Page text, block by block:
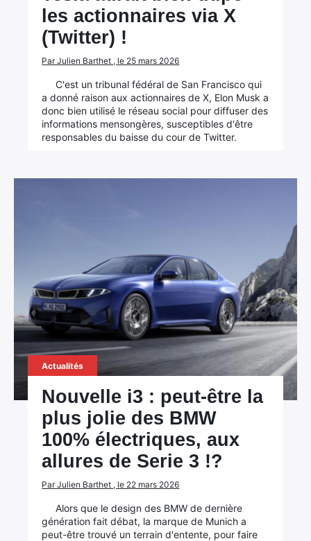
les actionnaires via X
(Twitter) !
Par Julien Barthet , le 25 mars 2026
C'est un tribunal fédéral de San Francisco qui
a donné raison aux actionnaires de X, Elon Musk a
donc bien utilisé le réseau social pour diffuser des
informations mensongères, susceptibles d'être
responsables du baisse du cour de Twitter.
Actualités
Nouvelle i3 : peut-être la
plus jolie des BMW
100% électriques, aux
allures de Serie 3 !?
Par Julien Barthet , le 22 mars 2026
Alors que le design des BMW de dernière
génération fait débat, la marque de Munich a
peut-être trouvé un terrain d'entente, pour faire